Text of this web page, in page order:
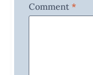
Comment *